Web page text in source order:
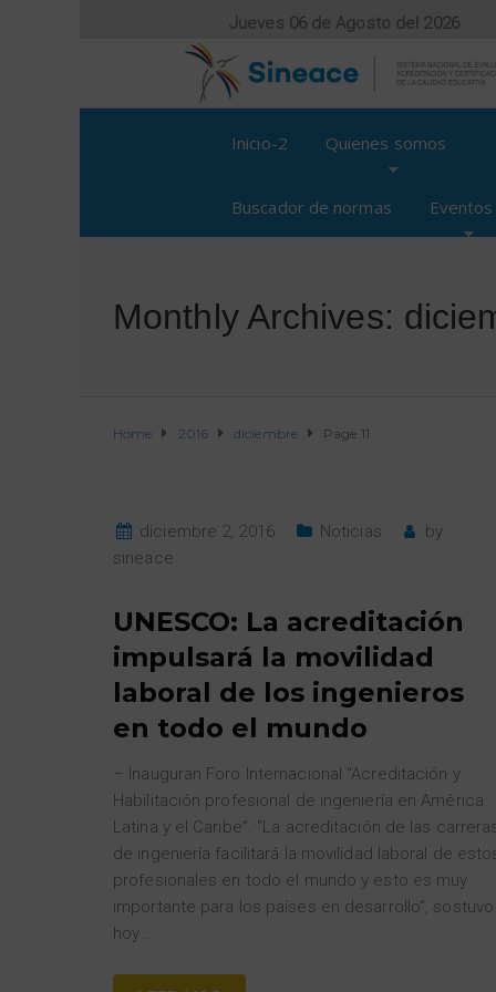
Jueves 06 de Agosto del 2026
Inicio-2 Quienes somos
Buscador de normas Eventos
Monthly Archives:
Home 2016 diciembre Page 11
diciembre 2, 2016 Noticias
by
sineace
UNESCO: La acreditación
impulsará la movilidad
laboral de los ingenieros
en todo el mundo
– Inauguran Foro Internacional “Acreditación y
Habilitación profesional de ingeniería en América
Latina y el Caribe”. “La acreditación de las
de ingeniería facilitará la movilidad laboral de
profesionales en todo el mundo y esto es muy
importante para los países en desarrollo”, sostuvo
hoy